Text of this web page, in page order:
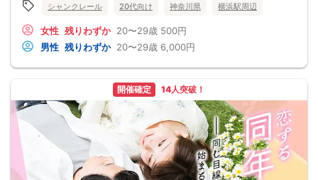
シャンクレール 20代向け 神奈川県 横浜駅周辺
女性 残りわずか 20〜29歳 500円
男性 残りわずか 20〜29歳 6,000円
開催確定 14人突破！